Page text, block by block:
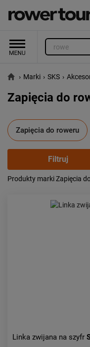
› Marki › SKS ›
Zapięcia do
Zapięcia do roweru
Popularność:
Produkty marki Zapięcia
Linka zwijana na szyfr